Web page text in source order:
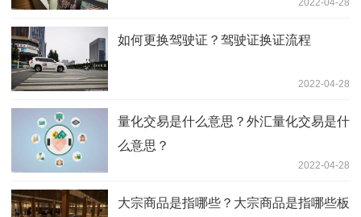
2022-04-28
如何更换驾驶证？驾驶证换证流程
2022-04-28
量化交易是什么意思？外汇量化交易是什
么意思？
2022-04-28
大宗商品是指哪些？大宗商品是指哪些板